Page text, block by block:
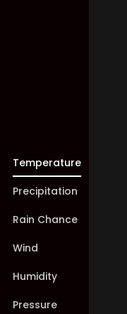
Temperature
Precipitation
Rain Chance
Wind
Humidity
Pressure